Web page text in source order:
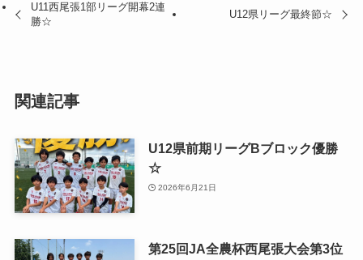
U11西尾張1部リーグ開幕2連
勝☆
U12県リーグ最終節☆
関連記事
U12県前期リーグBブロック優勝
☆
2026年6月21日
第25回JA全農杯西尾張大会第3位